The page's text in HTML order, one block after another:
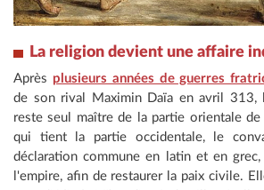
La religion devient une affaire
Après plusieurs années de guerres
de son rival Maximin Daïa en avril 313,
reste seul maître de la partie orientale
qui tient la partie occidentale, le
déclaration commune en latin et en
l'empire, afin de restaurer la paix civile.